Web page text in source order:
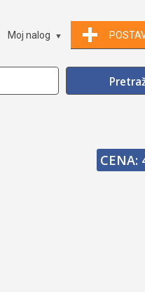
Moj nalog
CENA: